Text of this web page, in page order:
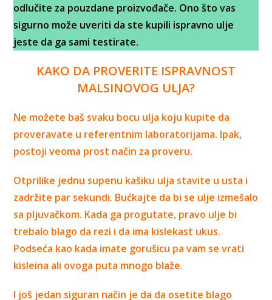
odlučite za pouzdane proizvođače. Ono što vas
sigurno može uveriti da ste kupili ispravno ulje
jeste da ga sami testirate.
KAKO DA PROVERITE ISPRAVNOST
MALSINOVOG ULJA?
Ne možete baš svaku bocu ulja koju kupite da
proveravate u referentnim laboratorijama. Ipak,
postoji veoma prost način za proveru.
Otprilike jednu supenu kašiku ulja stavite u usta i
zadržite par sekundi. Bućkajte da bi se ulje izmešalo
sa pljuvačkom. Kada ga progutate, pravo ulje bi
trebalo blago da rezi i da ima kislekast ukus.
Podseća kao kada imate gorušicu pa vam se vrati
kisleina ali ovoga puta mnogo blaže.
I još jedan siguran način je da da osetite blago